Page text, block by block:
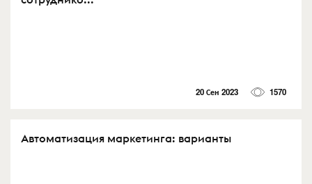
20 Сен 2023 1570
Автоматизация маркетинга: варианты